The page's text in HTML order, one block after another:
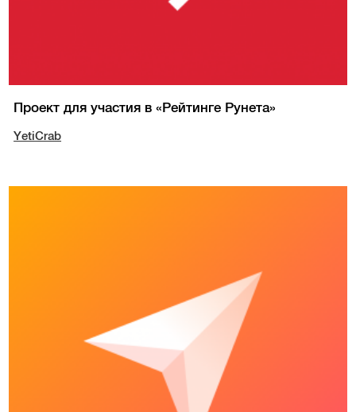
Проект для участия в «Рейтинге Рунета»
YetiCrab